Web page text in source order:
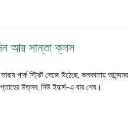
আর সান্তা ক্লস
পার্ক স্ট্রিট সেজে উঠেছে, কলকাতায় আনন্দময়
উত্‌সব, নিউ ইয়ার্স-এ যার শেষ।